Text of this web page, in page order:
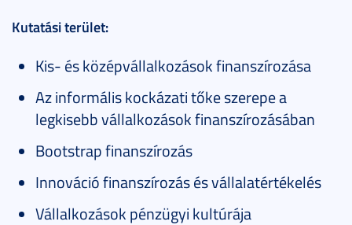
Kutatási terület:
Kis- és középvállalkozások finanszírozása
Az informális kockázati tőke szerepe a
legkisebb vállalkozások finanszírozásában
Bootstrap finanszírozás
Innováció finanszírozás és vállalatértékelés
Vállalkozások pénzügyi kultúrája